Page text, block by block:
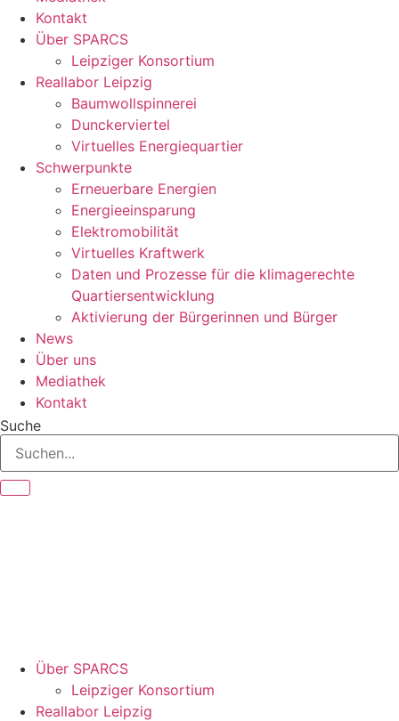
Kontakt
Über SPARCS
Leipziger Konsortium
Reallabor Leipzig
Baumwollspinnerei
Dunckerviertel
Virtuelles Energiequartier
Schwerpunkte
Erneuerbare Energien
Energieeinsparung
Elektromobilität
Virtuelles Kraftwerk
Daten und Prozesse für die klimagerechte
Quartiersentwicklung
Aktivierung der Bürgerinnen und Bürger
News
Über uns
Mediathek
Kontakt
Suche
Über SPARCS
Leipziger Konsortium
Reallabor Leipzig